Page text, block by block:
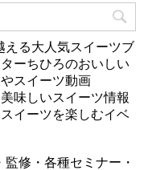
える大人気スイーツブ
ーちひろのおいしい
スイーツ動画
味しいスイーツ情報
イーツを楽しむイベ
修・各種セミナー・